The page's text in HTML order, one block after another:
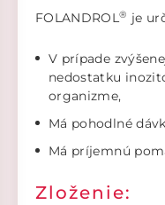
FOLANDROL® je
V prípade
nedostatku
organizme,
Má pohodlné
Má príjemnú
Zloženie: